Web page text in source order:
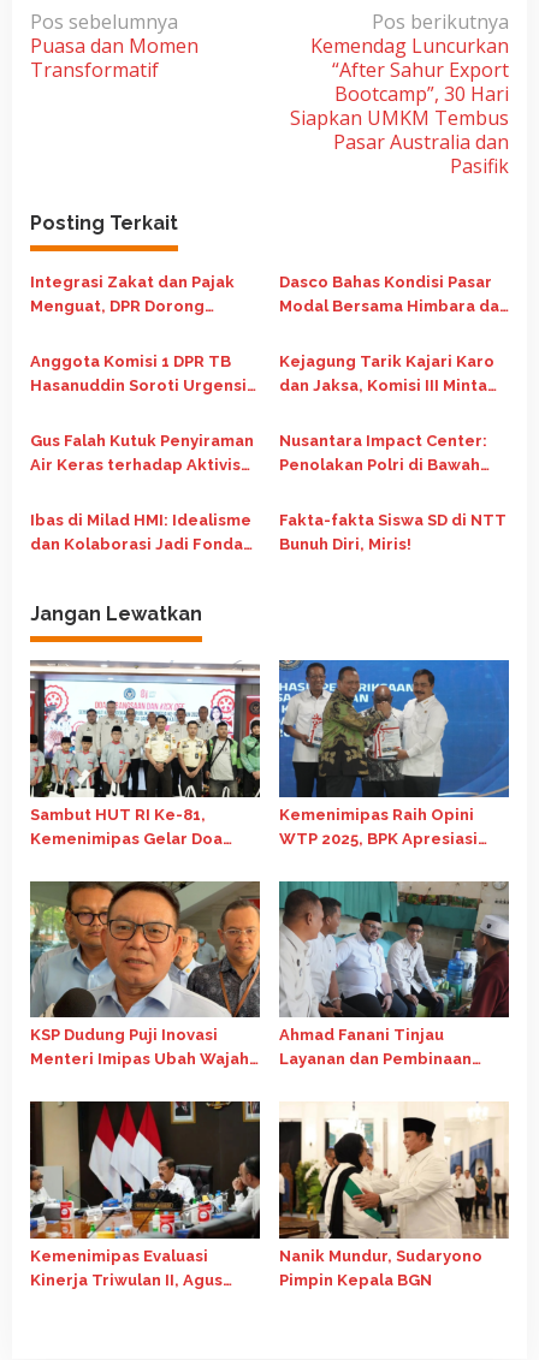
N
a
v
s
i
p
o
s
Pos sebelumnya
Puasa dan Momen
Transformatif
Pos berikutnya
Kemendag Luncurkan
“After Sahur Export
Bootcamp”, 30 Hari
Siapkan UMKM Tembus
Pasar Australia dan
Pasifik
Posting Terkait
Integrasi Zakat dan Pajak
Menguat, DPR Dorong
Perkuat Ekonomi Umat
Dasco Bahas Kondisi Pasar
Modal Bersama Himbara dan
Anggota Komisi 1 DPR TB
Hasanuddin Soroti Urgensi
RUU TNI
Kejagung Tarik Kajari Karo
dan Jaksa, Komisi III Minta
Gus Falah Kutuk Penyiraman
Air Keras terhadap Aktivis
Komnas HAM Selidiki
Bersama
Nusantara Impact Center:
Penolakan Polri di Bawah
Krisis Pengawasan Sipil
Ibas di Milad HMI: Idealisme
dan Kolaborasi Jadi Fondasi
Fakta-fakta Siswa SD di NTT
Bunuh Diri, Miris!
Jangan Lewatkan
Sambut HUT RI Ke-81,
Kemenimipas Gelar Doa
Capaian Semester I 2026
Kemenimipas Raih Opini
WTP 2025, BPK Apresiasi
Keuangan
KSP Dudung Puji Inovasi
Menteri Imipas Ubah Wajah
Ahmad Fanani Tinjau
Layanan dan Pembinaan
Surakarta
Kemenimipas Evaluasi
Kinerja Triwulan II, Agus
Nanik Mundur, Sudaryono
Pimpin Kepala BGN